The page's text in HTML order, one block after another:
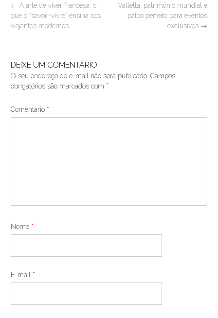
Post
navigation
Valletta: patrimônio mundial e
palco perfeito para eventos
exclusivos →
← A arte de viver francesa: o
que o “savoir-vivre” ensina aos
viajantes modernos
DEIXE UM COMENTÁRIO
O seu endereço de e-mail não será publicado. Campos
obrigatórios são marcados com *
Comentário *
Nome *
E-mail *